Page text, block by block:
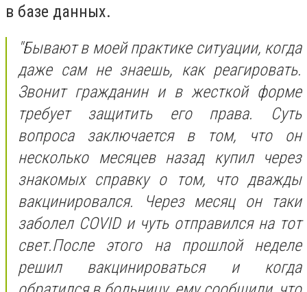
в базе данных.
"Бывают в моей практике ситуации, когда
даже сам не знаешь, как реагировать.
Звонит гражданин и в жесткой форме
требует защитить его права. Суть
вопроса заключается в том, что он
несколько месяцев назад купил через
знакомых справку о том, что дважды
вакцинировался. Через месяц он таки
заболел COVID и чуть отправился на тот
свет.После этого на прошлой неделе
решил вакцинироваться и когда